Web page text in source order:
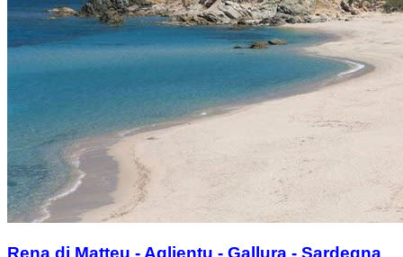
Rena di Matteu - Aglientu - Gallura - Sardegna